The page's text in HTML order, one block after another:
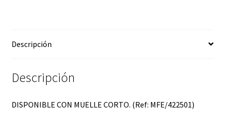
Descripción
Descripción
DISPONIBLE CON MUELLE CORTO. (Ref: MFE/422501)